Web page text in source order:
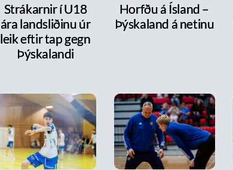
Strákarnir í U18
ára landsliðinu úr
leik eftir tap gegn
Þýskalandi
Horfðu á Ísland –
Þýskaland á netinu